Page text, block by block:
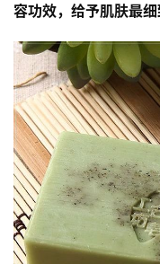
容功效，给予肌肤最细